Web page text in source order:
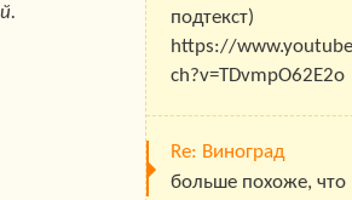
подтекст)
https://
ch?v=TDvmpO62E2o
Re: Виноград
больше похоже, что